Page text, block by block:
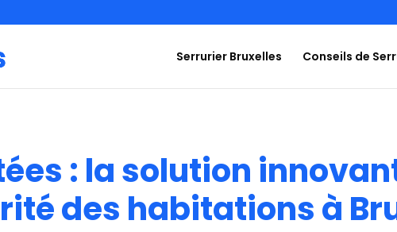
Serrurier Bruxelles Conseils de
: la solution
des habitations à